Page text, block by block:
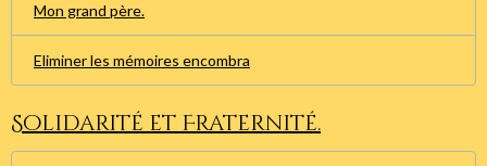
Mon grand père.
Eliminer les mémoires encombra
Solidarité et Fraternité.